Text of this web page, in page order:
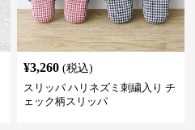
¥3,260 (税込)
スリッパ ハリネズミ刺繍入り チ
ェック柄スリッパ